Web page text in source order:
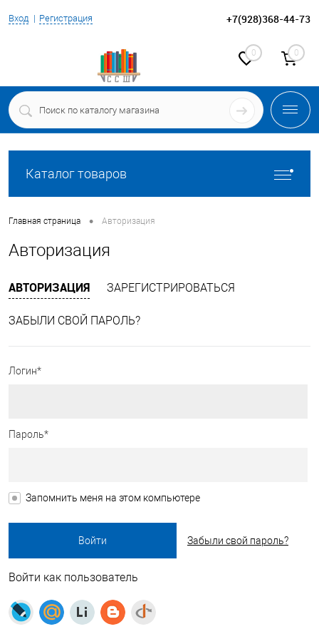
Вход Регистрация +7(928)368-44-73
0 0
Каталог товаров
Главная страница • Авторизация
Авторизация
АВТОРИЗАЦИЯ ЗАРЕГИСТРИРОВАТЬСЯ
ЗАБЫЛИ СВОЙ ПАРОЛЬ?
Логин*
Пароль*
Запомнить меня на этом компьютере
Забыли свой пароль?
Войти как пользователь